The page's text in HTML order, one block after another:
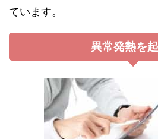
ています。
異常発熱を